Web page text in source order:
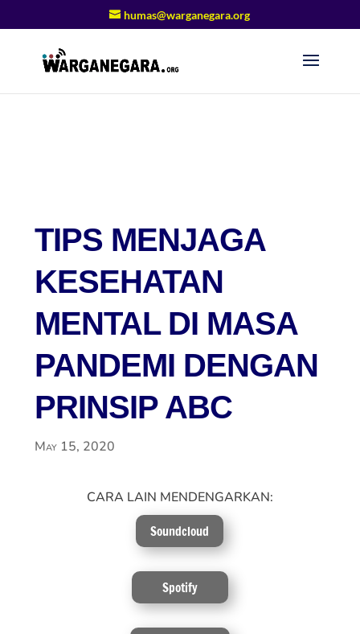
humas@warganegara.org
TIPS MENJAGA
KESEHATAN
MENTAL DI MASA
PANDEMI DENGAN
PRINSIP ABC
May 15, 2020
CARA LAIN MENDENGARKAN:
Soundcloud
Spotify